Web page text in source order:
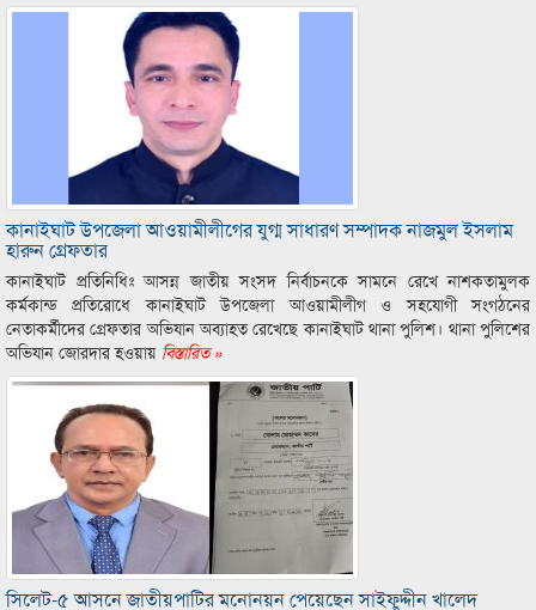
কানাইঘাট উপজেলা আওয়ামীলীগের যুগ্ম সাধারণ সম্পাদক নাজমুল ইসলাম
হারুন গ্রেফতার
কানাইঘাট প্রতিনিধিঃ আসন্ন জাতীয় সংসদ নির্বাচনকে সামনে রেখে নাশকতামুলক
কর্মকান্ড প্রতিরোধে কানাইঘাট উপজেলা আওয়ামীলীগ ও সহযোগী সংগঠনের
নেতাকর্মীদের গ্রেফতার অভিযান অব্যাহত রেখেছে কানাইঘাট থানা পুলিশ। থানা পুলিশের
অভিযান জোরদার হওয়ায় বিস্তারিত »
সিলেট-৫ আসনে জাতীয়পাটির মনোনয়ন পেয়েছেন সাইফুদ্দীন খালেদ